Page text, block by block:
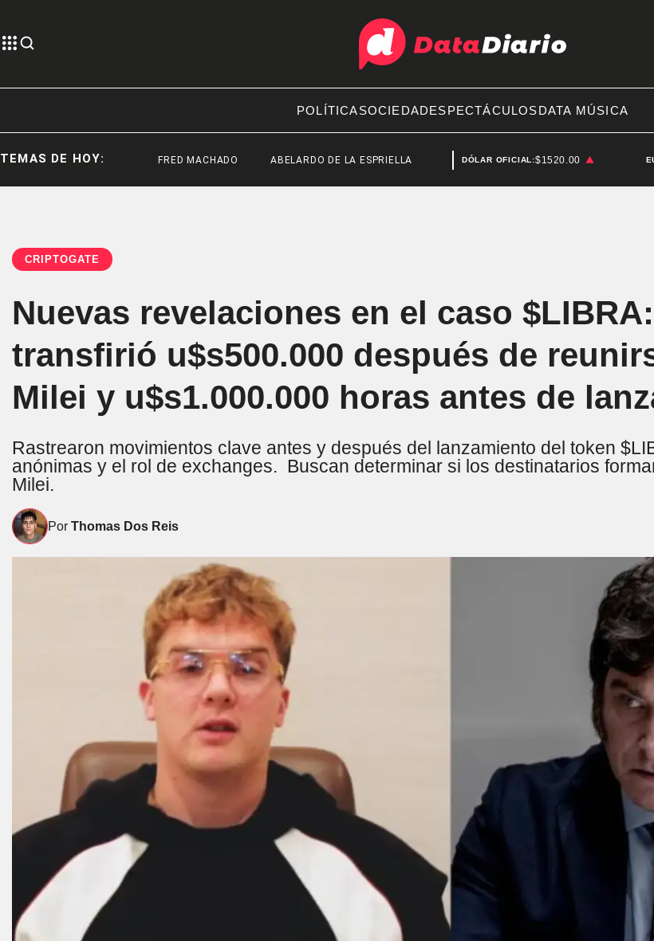
POLÍTICASOCIEDADESPECTÁCULOSDATA MÚSICA
TEMAS DE HOY: FRED MACHADO ABELARDO DE LA ESPRIELLA SENADO DÓLAR OFICIAL:$1520.00
CRIPTOGATE
Nuevas revelaciones en el caso
transfirió u$s500.000 después de
Milei y u$s1.000.000 horas antes de
Rastrearon movimientos clave antes y después del lanzamiento del token
anónimas y el rol de exchanges. Buscan determinar si los destinatarios
Milei.
Por Thomas Dos Reis